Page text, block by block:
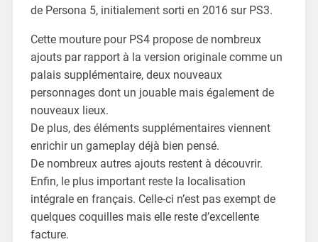
de Persona 5, initialement sorti en 2016 sur PS3.
Cette mouture pour PS4 propose de nombreux
ajouts par rapport à la version originale comme un
palais supplémentaire, deux nouveaux
personnages dont un jouable mais également de
nouveaux lieux.
De plus, des éléments supplémentaires viennent
enrichir un gameplay déjà bien pensé.
De nombreux autres ajouts restent à découvrir.
Enfin, le plus important reste la localisation
intégrale en français. Celle-ci n’est pas exempt de
quelques coquilles mais elle reste d’excellente
facture.